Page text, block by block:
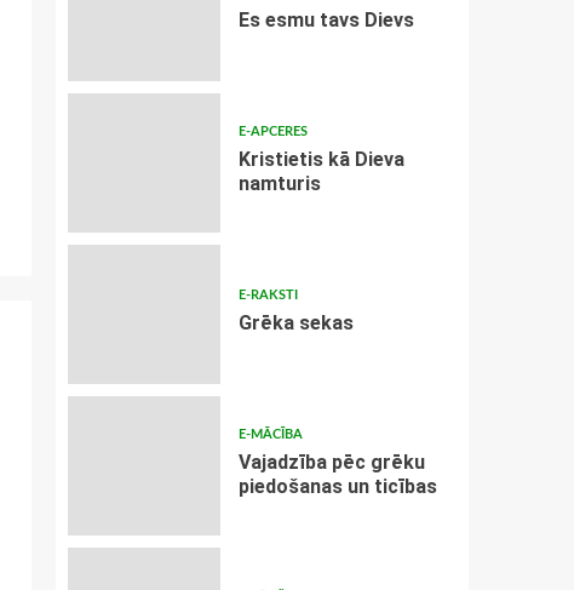
Es esmu tavs Dievs
E-APCERES
Kristietis kā Dieva
namturis
E-RAKSTI
Grēka sekas
E-MĀCĪBA
Vajadzība pēc grēku
piedošanas un ticības